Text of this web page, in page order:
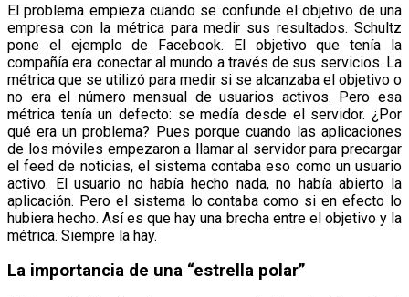
El problema empieza cuando se confunde el objetivo de una
empresa con la métrica para medir sus resultados. Schultz
pone el ejemplo de Facebook. El objetivo que tenía la
compañía era conectar al mundo a través de sus servicios. La
métrica que se utilizó para medir si se alcanzaba el objetivo o
no era el número mensual de usuarios activos. Pero esa
métrica tenía un defecto: se medía desde el servidor. ¿Por
qué era un problema? Pues porque cuando las aplicaciones
de los móviles empezaron a llamar al servidor para precargar
el feed de noticias, el sistema contaba eso como un usuario
activo. El usuario no había hecho nada, no había abierto la
aplicación. Pero el sistema lo contaba como si en efecto lo
hubiera hecho. Así es que hay una brecha entre el objetivo y la
métrica. Siempre la hay.
La importancia de una “estrella polar”